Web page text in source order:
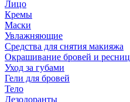
Лицо
Кремы
Маски
Увлажняющие
Средства для снятия макияжа
Окрашивание бровей и ресниц
Уход за губами
Гели для бровей
Тело
Дезодоранты